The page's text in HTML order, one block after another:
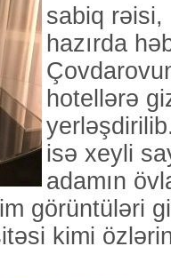
sabiq rəisi,
hazırda
hotellərə
isə xeyli
adamın
görüntüləri
kimi